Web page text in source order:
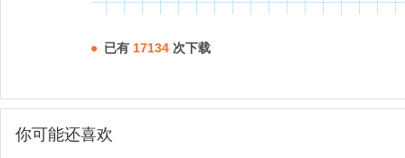
已有 17134 次下载
你可能还喜欢